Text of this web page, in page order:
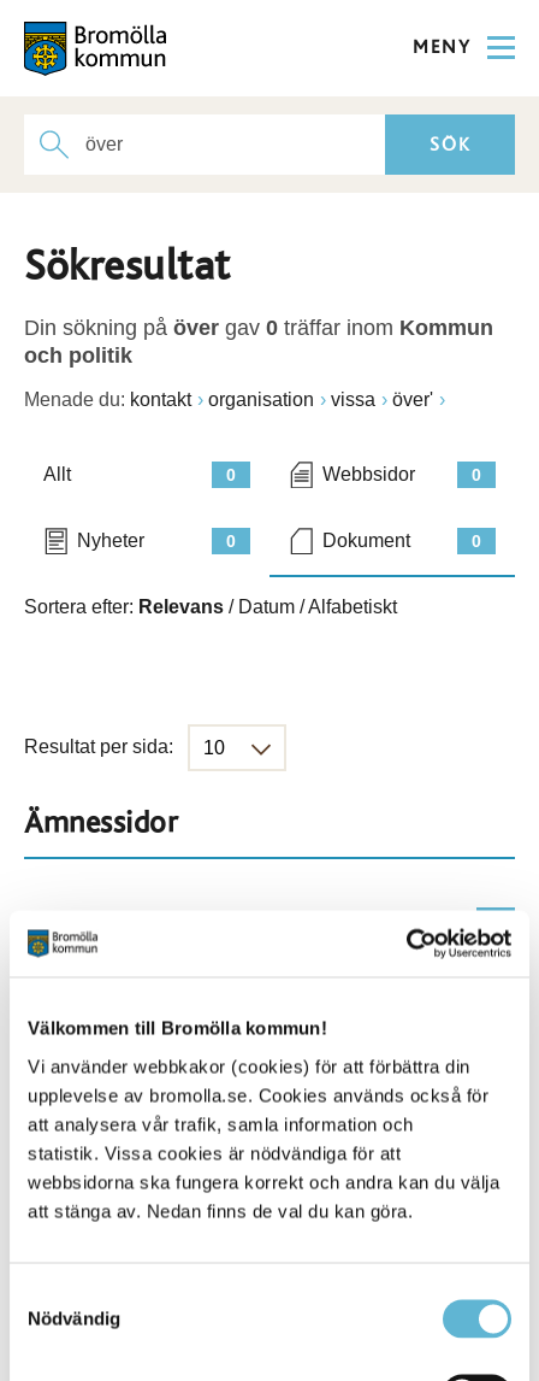
Välkommen till Bromölla kommun!
Vi använder webbkakor (cookies) för att förbättra din
upplevelse av bromolla.se. Cookies används också för
att analysera vår trafik, samla information och
statistik. Vissa cookies är nödvändiga för att
webbsidorna ska fungera korrekt och andra kan du välja
att stänga av. Nedan finns de val du kan göra.
Nödvändig
MENY
Sökresultat
Din sökning på över gav 0 träffar inom Kommun
och politik
Menade du: kontakt organisation vissa över'
0
Allt 0
Webbsidor
0
Nyheter 0
Dokument
Sortera efter: Relevans / Datum /Alfabetiskt
Resultat per sida:
Ämnessidor
500
Alla platser